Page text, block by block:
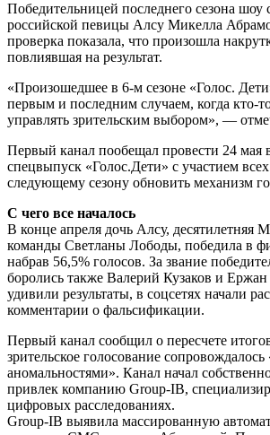
Победительницей последнего сезона шоу
российской певицы Алсу Микелла
проверка показала, что произошла
повлиявшая на результат.
«Произошедшее в 6-м сезоне «Голос.
первым и последним случаем, когда кто-
управлять зрительским выбором», —
Первый канал пообещал провести 24 мая
спецвыпуск «Голос.Дети» с участием
следующему сезону обновить механизм
С чего все началось
В конце апреля дочь Алсу, десятилетняя
команды Светланы Лободы, победила в
набрав 56,5% голосов. За звание
боролись также Валерий Кузаков и
удивили результаты, в соцсетях начали
комментарии о фальсификации.
Первый канал сообщил о пересчете
зрительское голосование
аномальностями». Канал начал
привлек компанию Group-IB,
цифровых расследованиях.
Group-IB выявила массированную